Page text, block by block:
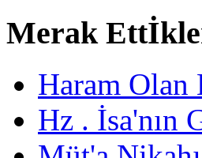
Merak
Haram Olan
Hz . İsa'nın